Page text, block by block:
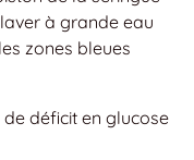
à grande eau
zones bleues
déficit en glucose